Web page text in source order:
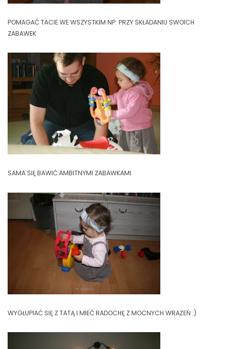
POMAGAĆ TACIE WE WSZYSTKIM NP. PRZY SKŁADANIU SWOICH
ZABAWEK
SAMA SIĘ BAWIĆ AMBITNYMI ZABAWKAMI
WYGŁUPIAĆ SIĘ Z TATĄ I MIEĆ RADOCHĘ Z MOCNYCH WRAŻEŃ :)